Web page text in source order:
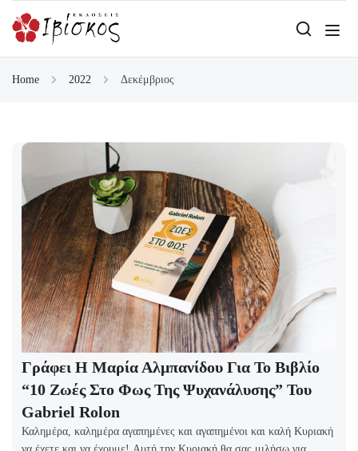
Home 2022 Δεκέμβριος
Γράφει Η Μαρία Αλμπανίδου Για Το Βιβλίο
“10 Ζωές Στο Φως Της Ψυχανάλυσης” Του
Gabriel Rolon
Καλημέρα, καλημέρα αγαπημένες και αγαπημένοι και καλή Κυριακή